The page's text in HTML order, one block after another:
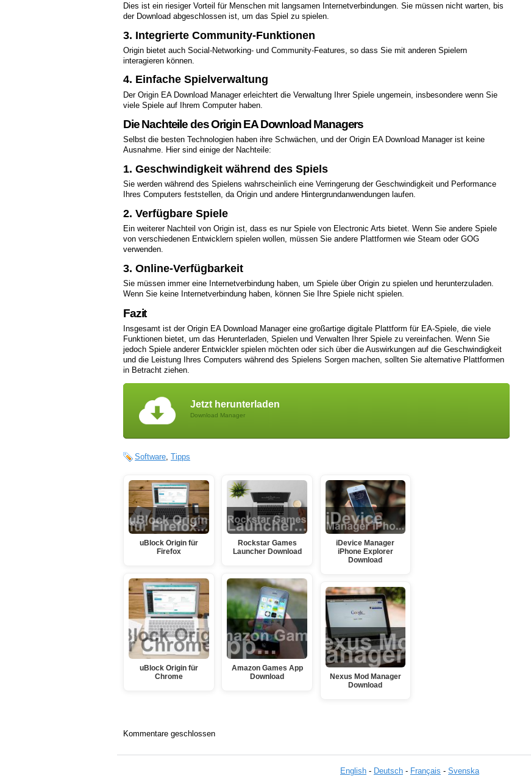
Dies ist ein riesiger Vorteil für Menschen mit langsamen Internetverbindungen. Sie müssen nicht warten, bis
der Download abgeschlossen ist, um das Spiel zu spielen.
3. Integrierte Community-Funktionen
Origin bietet auch Social-Networking- und Community-Features, so dass Sie mit anderen Spielern
interagieren können.
4. Einfache Spielverwaltung
Der Origin EA Download Manager erleichtert die Verwaltung Ihrer Spiele ungemein, insbesondere wenn Sie
viele Spiele auf Ihrem Computer haben.
Die Nachteile des Origin EA Download Managers
Selbst die besten Technologien haben ihre Schwächen, und der Origin EA Download Manager ist keine
Ausnahme. Hier sind einige der Nachteile:
1. Geschwindigkeit während des Spiels
Sie werden während des Spielens wahrscheinlich eine Verringerung der Geschwindigkeit und Performance
Ihres Computers feststellen, da Origin und andere Hintergrundanwendungen laufen.
2. Verfügbare Spiele
Ein weiterer Nachteil von Origin ist, dass es nur Spiele von Electronic Arts bietet. Wenn Sie andere Spiele
von verschiedenen Entwicklern spielen wollen, müssen Sie andere Plattformen wie Steam oder GOG
verwenden.
3. Online-Verfügbarkeit
Sie müssen immer eine Internetverbindung haben, um Spiele über Origin zu spielen und herunterzuladen.
Wenn Sie keine Internetverbindung haben, können Sie Ihre Spiele nicht spielen.
Fazit
Insgesamt ist der Origin EA Download Manager eine großartige digitale Plattform für EA-Spiele, die viele
Funktionen bietet, um das Herunterladen, Spielen und Verwalten Ihrer Spiele zu vereinfachen. Wenn Sie
jedoch Spiele anderer Entwickler spielen möchten oder sich über die Auswirkungen auf die Geschwindigkeit
und die Leistung Ihres Computers während des Spielens Sorgen machen, sollten Sie alternative Plattformen
in Betracht ziehen.
Jetzt herunterladen
Download Manager
Software Tipps
uBlock Origin für
Firefox
uBlock Origin für
Chrome
Rockstar Games
Launcher Download
Amazon Games App
Download
iDevice Manager
iPhone Explorer
Download
Nexus Mod Manager
Download
Kommentare geschlossen
English - Deutsch - Français - Svenska